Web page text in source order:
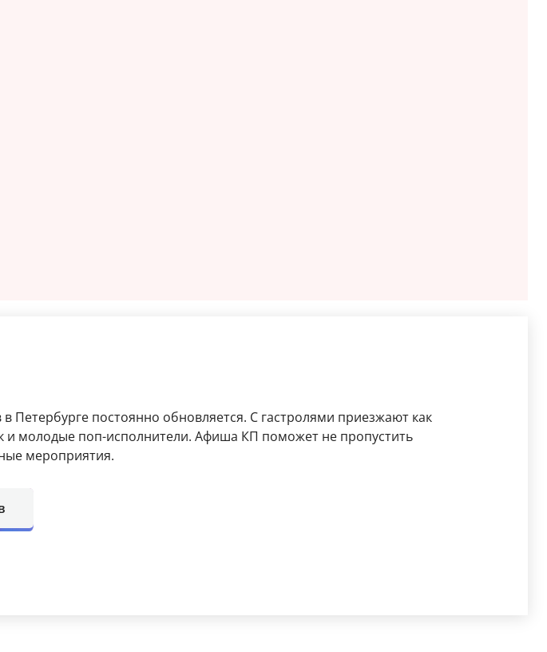
Петербурге постоянно обновляется. С гастролями приезжают как
и молодые поп-исполнители. Афиша КП поможет не пропустить
мероприятия.